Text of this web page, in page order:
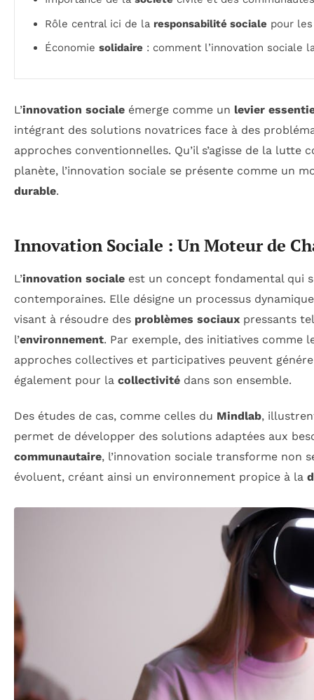
Rôle central ici de la responsabilité sociale pour
Économie solidaire : comment l’innovation sociale
L’innovation sociale émerge comme un levier
intégrant des solutions novatrices face à des
approches conventionnelles. Qu’il s’agisse de la lutte
planète, l’innovation sociale se présente comme un
durable.
Innovation Sociale : Un Moteur de
L’innovation sociale est un concept fondamental qui
contemporaines. Elle désigne un processus
visant à résoudre des problèmes sociaux pressants
l’environnement. Par exemple, des initiatives comme
approches collectives et participatives peuvent
également pour la collectivité dans son ensemble.
Des études de cas, comme celles du Mindlab,
permet de développer des solutions adaptées aux
communautaire, l’innovation sociale transforme non
évoluent, créant ainsi un environnement propice à la